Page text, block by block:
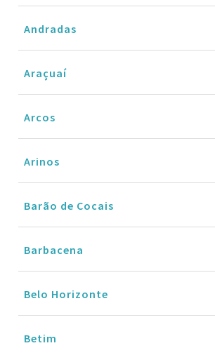
Andradas
Araçuaí
Arcos
Arinos
Barão de Cocais
Barbacena
Belo Horizonte
Betim